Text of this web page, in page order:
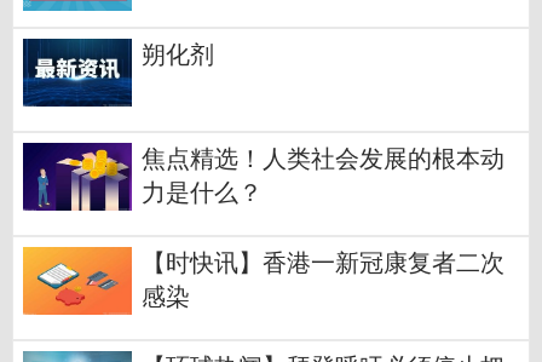
朔化剂
焦点精选！人类社会发展的根本动
力是什么？
【时快讯】香港一新冠康复者二次
感染